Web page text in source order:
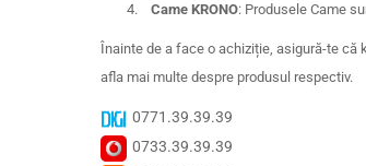
4. Came KRONO: Produsele Came
Înainte de a face o achiziție, asigură-te
afla mai multe despre produsul respectiv.
0771.39.39.39
0733.39.39.39